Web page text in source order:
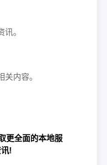
。
内容。
更全面的本地服
!